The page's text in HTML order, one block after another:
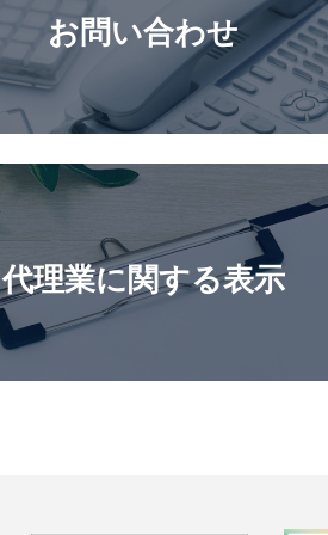
お問い合わせ
代理業に関する表示